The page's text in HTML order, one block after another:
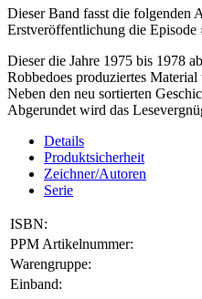
Dieser Band fasst die folgenden
Erstveröffentlichung die Episode
Dieser die Jahre 1975 bis 1978
Robbedoes produziertes
Neben den neu sortierten
Abgerundet wird das
Details
Produktsicherheit
Zeichner/Autoren
Serie
ISBN:
PPM Artikelnummer:
Warengruppe:
Einband: